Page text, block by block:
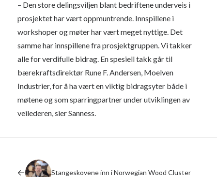
– Den store delingsviljen blant bedriftene underveis i
prosjektet har vært oppmuntrende. Innspillene i
workshoper og møter har vært meget nyttige. Det
samme har innspillene fra prosjektgruppen. Vi takker
alle for verdifulle bidrag. En spesiell takk går til
bærekraftsdirektør Rune F. Andersen, Moelven
Industrier, for å ha vært en viktig bidragsyter både i
møtene og som sparringpartner under utviklingen av
veilederen, sier Sanness.
Stangeskovene inn i Norwegian Wood Cluster